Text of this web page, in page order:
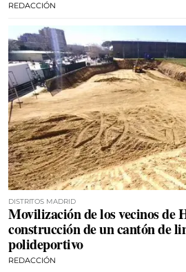
REDACCIÓN
DISTRITOS MADRID
Movilización de los vecinos de
construcción de un cantón de
polideportivo
REDACCIÓN